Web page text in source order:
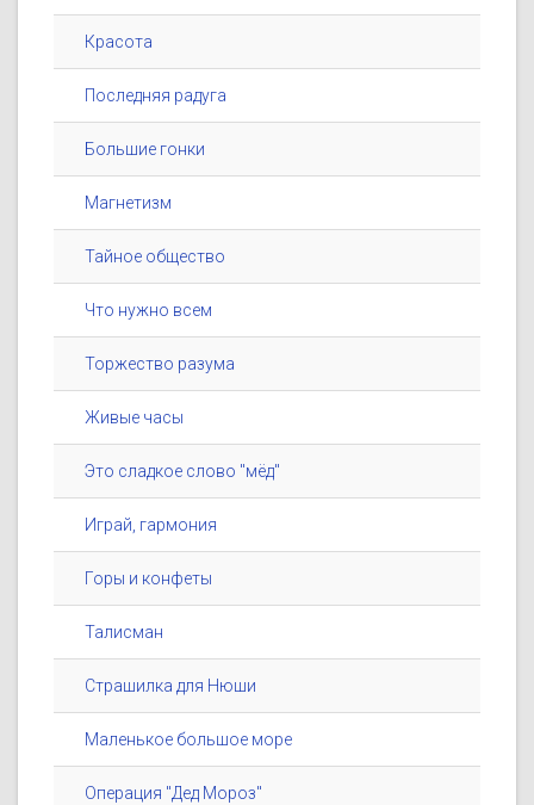
Красота
Последняя радуга
Большие гонки
Магнетизм
Тайное общество
Что нужно всем
Торжество разума
Живые часы
Это сладкое слово "мёд"
Играй, гармония
Горы и конфеты
Талисман
Страшилка для Нюши
Маленькое большое море
Операция "Дед Мороз"